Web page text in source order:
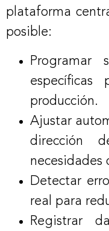
plataforma
posible:
Programar
producción.
Ajustar
dirección
necesidades
Detectar
real para
Registrar